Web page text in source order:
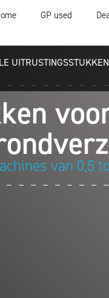
GP used
UITRUSTINGSSTUKKEN
van 0,5